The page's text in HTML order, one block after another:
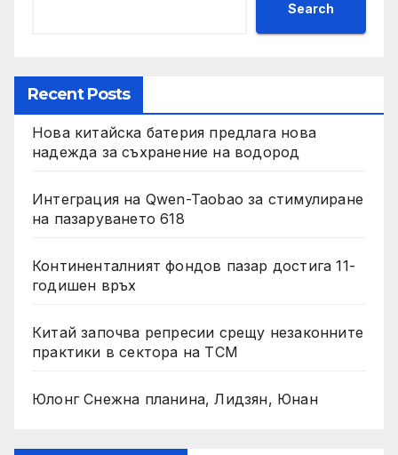
Search
Recent Posts
Нова китайска батерия предлага нова
надежда за съхранение на водород
Интеграция на Qwen-Taobao за стимулиране
на пазаруването 618
Континенталният фондов пазар достига 11-
годишен връх
Китай започва репресии срещу незаконните
практики в сектора на TCM
Юлонг Снежна планина, Лидзян, Юнан